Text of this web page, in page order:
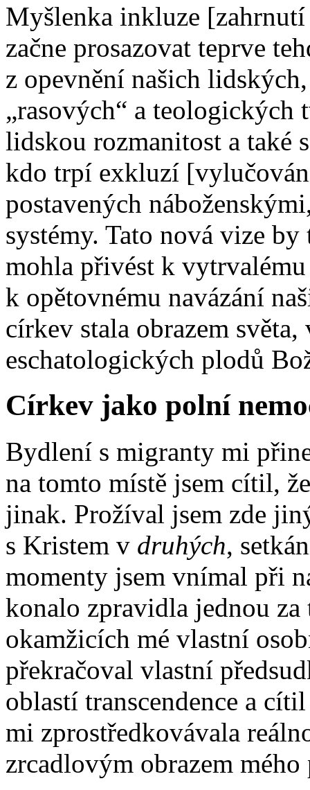
Myšlenka inkluze
začne prosazovat teprve
z opevnění našich
„rasových“ a teologických
lidskou rozmanitost a také
kdo trpí exkluzí
postavených
systémy. Tato nová vize
mohla přivést k
k opětovnému navázání
církev stala obrazem
eschatologických plodů
Církev jako polní
Bydlení s migranty mi
na tomto místě jsem cítil,
jinak. Prožíval jsem zde
s Kristem v druhých,
momenty jsem vnímal při
konalo zpravidla jednou
okamžicích mé vlastní
překračoval vlastní
oblastí transcendence a
mi zprostředkovávala
zrcadlovým obrazem mého